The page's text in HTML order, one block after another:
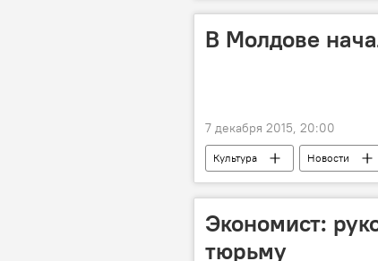
В Молдове
7 декабря 2015, 20:00
Культура Новости
Стелла Хармелина
Экономист:
тюрьму